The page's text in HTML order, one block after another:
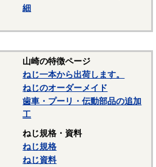
ップリングプライヤーという専用
スナップリングプライヤ―は穴
て、スナップリング軸用はプライ
用は握ると先端が閉じます。
細
山崎の特徴ページ
ねじ一本から出荷します。
ねじのオーダーメイド
歯車・プーリ・伝動部品の追加
工
ねじ規格・資料
ねじ規格
ねじ資料